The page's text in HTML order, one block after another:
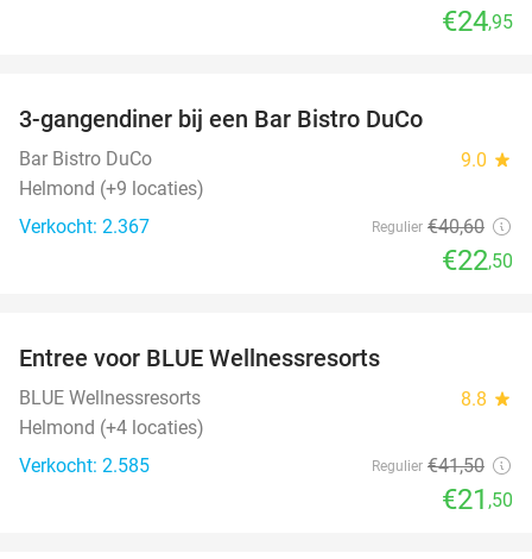
€24,95
3-gangendiner bij een Bar Bistro DuCo
Bar Bistro DuCo 9.0 star
Helmond (+9 locaties)
Verkocht: 2.367
Regulier €40,60
€22,50
Entree voor BLUE Wellnessresorts
BLUE Wellnessresorts 8.8 star
Helmond (+4 locaties)
Verkocht: 2.585
Regulier €41,50
€21 ,50